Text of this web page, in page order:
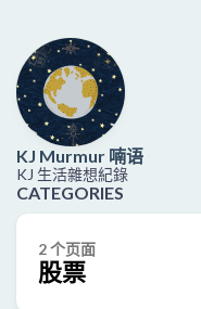
KJ Murmur 喃语
KJ 生活雜想紀錄
CATEGORIES
2 个页面
股票